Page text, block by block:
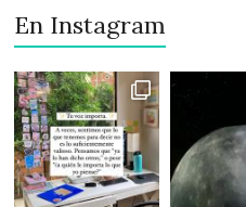
En Instagram